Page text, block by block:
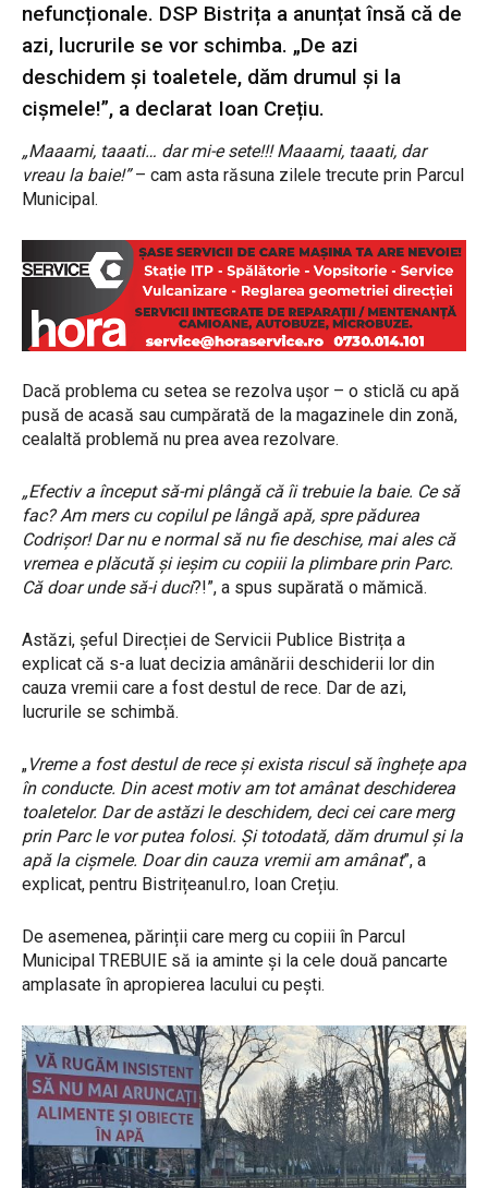
nefuncționale. DSP Bistrița a anunțat însă că de
azi, lucrurile se vor schimba. „De azi
deschidem și toaletele, dăm drumul și la
cișmele!”, a declarat Ioan Crețiu.
„Maaami, taaati… dar mi-e sete!!! Maaami, taaati, dar
vreau la baie!”– cam asta răsuna zilele trecute prin Parcul
Municipal.
Dacă problema cu setea se rezolva ușor – o sticlă cu apă
pusă de acasă sau cumpărată de la magazinele din zonă,
cealaltă problemă nu prea avea rezolvare.
„Efectiv a început să-mi plângă că îi trebuie la baie. Ce să
fac? Am mers cu copilul pe lângă apă, spre pădurea
Codrișor! Dar nu e normal să nu fie deschise, mai ales că
vremea e plăcută și ieșim cu copiii la plimbare prin Parc.
Că doar unde să-i duci?!”, a spus supărată o mămică.
Astăzi, șeful Direcției de Servicii Publice Bistrița a
explicat că s-a luat decizia amânării deschiderii lor din
cauza vremii care a fost destul de rece. Dar de azi,
lucrurile se schimbă.
„Vreme a fost destul de rece și exista riscul să înghețe apa
în conducte. Din acest motiv am tot amânat deschiderea
toaletelor. Dar de astăzi le deschidem, deci cei care merg
prin Parc le vor putea folosi. Și totodată, dăm drumul și la
apă la cișmele. Doar din cauza vremii am amânat”, a
explicat, pentru Bistrițeanul.ro, Ioan Crețiu.
De asemenea, părinții care merg cu copiii în Parcul
Municipal TREBUIE să ia aminte și la cele două pancarte
amplasate în apropierea lacului cu pești.